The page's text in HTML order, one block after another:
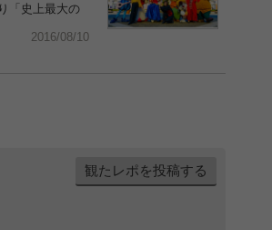
「史上最大の
2016/08/10
観たレポを投稿する